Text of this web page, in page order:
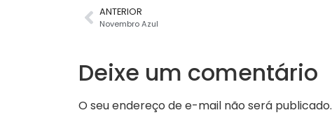
ANTERIOR
Novembro Azul
Deixe um comentário
O seu endereço de e-mail não será publicado.